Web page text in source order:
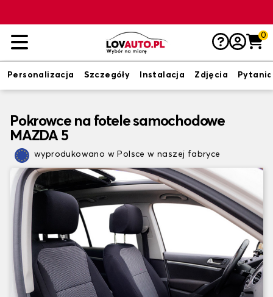
0
Personalizacja Szczegóły Instalacja Zdjęcia Pytania
Pokrowce na fotele samochodowe
MAZDA 5
wyprodukowano w Polsce w naszej fabryce